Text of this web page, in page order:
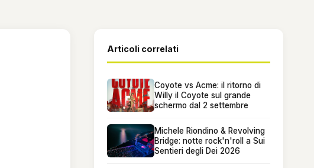
Articoli correlati
Coyote vs Acme: il ritorno di
Willy il Coyote sul grande
schermo dal 2 settembre
Michele Riondino & Revolving
Bridge: notte rock'n'roll a Sui
Sentieri degli Dei 2026